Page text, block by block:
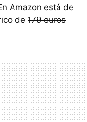
Amazon está de
de 179 euros